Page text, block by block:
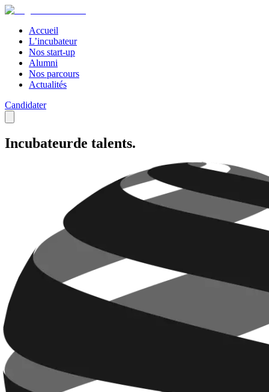
Accueil
L’incubateur
Nos start-up
Alumni
Nos parcours
Actualités
Candidater
Incubateurde talents.